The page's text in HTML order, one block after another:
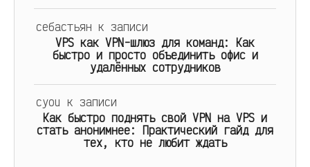
себастьян к записи
VPS как VPN-шлюз для команд: Как
быстро и просто объединить офис и
удалённых сотрудников
cyou к записи
Как быстро поднять свой VPN на VPS и
стать анонимнее: Практический гайд для
тех, кто не любит ждать